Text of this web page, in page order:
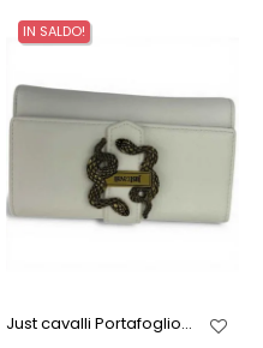
IN SALDO!
Just cavalli Portafoglio...